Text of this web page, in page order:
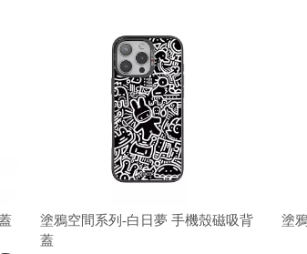
蓋
塗鴉空間系列-白日夢 手機殼磁吸背
蓋